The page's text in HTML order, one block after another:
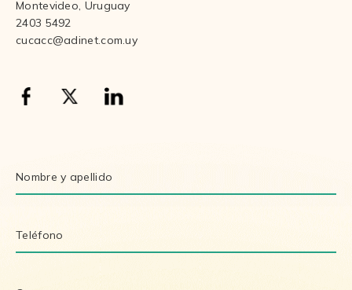
Montevideo, Uruguay
2403 5492
cucacc@adinet.com.uy